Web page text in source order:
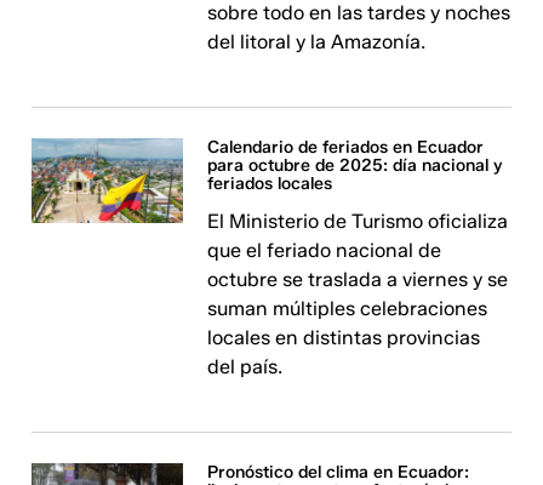
sobre todo en las tardes y noches
del litoral y la Amazonía.
Calendario de feriados en Ecuador
para octubre de 2025: día nacional y
feriados locales
El Ministerio de Turismo oficializa
que el feriado nacional de
octubre se traslada a viernes y se
suman múltiples celebraciones
locales en distintas provincias
del país.
Pronóstico del clima en Ecuador: